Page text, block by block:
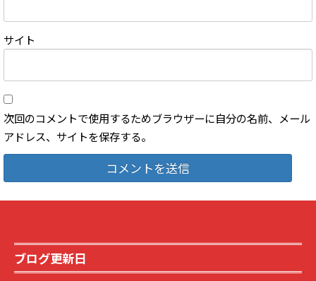
サイト
次回のコメントで使用するためブラウザーに自分の名前、メール
アドレス、サイトを保存する。
ブログ更新日